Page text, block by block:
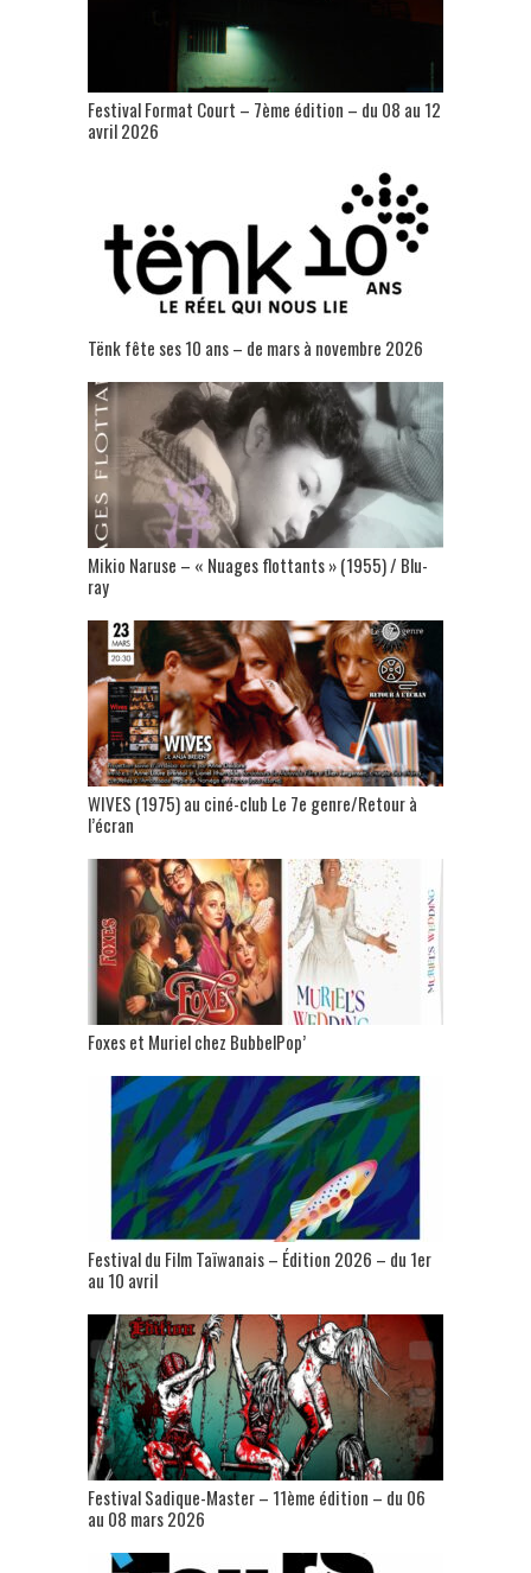
Festival Format Court – 7ème édition – du 08 au 12
avril 2026
Tënk fête ses 10 ans – de mars à novembre 2026
Mikio Naruse – « Nuages flottants » (1955) / Blu-
ray
WIVES (1975) au ciné-club Le 7e genre/Retour à
l’écran
Foxes et Muriel chez BubbelPop’
Festival du Film Taïwanais – Édition 2026 – du 1er
au 10 avril
Festival Sadique-Master – 11ème édition – du 06
au 08 mars 2026